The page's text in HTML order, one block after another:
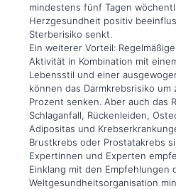
mindestens fünf Tagen
Herzgesundheit positiv
Sterberisiko senkt.
Ein weiterer Vorteil:
Aktivität in Kombination mit
Lebensstil und einer
können das Darmkrebsrisiko um
Prozent senken. Aber auch das
Schlaganfall, Rückenleiden,
Adipositas und
Brustkrebs oder Prostatakrebs
Expertinnen und Experten
Einklang mit den Empfehlungen
Weltgesundheitsorganisation